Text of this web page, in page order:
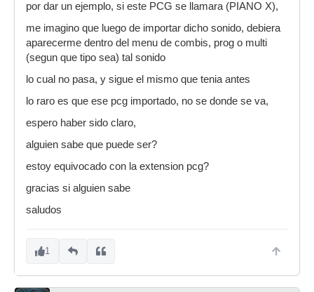
por dar un ejemplo, si este PCG se llamara (PIANO X),
me imagino que luego de importar dicho sonido, debiera
aparecerme dentro del menu de combis, prog o multi
(segun que tipo sea) tal sonido
lo cual no pasa, y sigue el mismo que tenia antes
lo raro es que ese pcg importado, no se donde se va,
espero haber sido claro,
alguien sabe que puede ser?
estoy equivocado con la extension pcg?
gracias si alguien sabe
saludos
1